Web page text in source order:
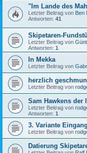
"Im Lande des
Letzter Beitrag von Ben
Antworten: 41
Skipetaren-
Letzter Beitrag von
Antworten: 1
In Mekka
Letzter Beitrag von
herzlich
Letzter Beitrag von
Sam Hawkens der
Letzter Beitrag von
Antworten: 1
3. Variante
Letzter Beitrag von
Datierung